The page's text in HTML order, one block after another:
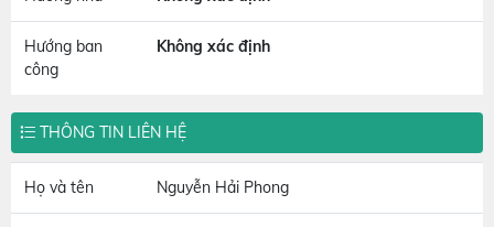
Hướng ban
công
Không xác định
THÔNG TIN LIÊN HỆ
Họ và tên Nguyễn Hải Phong